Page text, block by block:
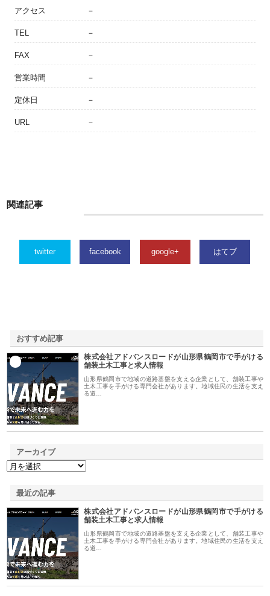
アクセス －
TEL －
FAX －
営業時間 －
定休日 －
URL －
関連記事
twitter facebook google+ はてブ
おすすめ記事
株式会社アドバンスロードが山形県鶴岡市で手がける
舗装土木工事と求人情報
山形県鶴岡市で地域の道路基盤を支える企業として、舗装工事や
土木工事を手がける専門会社があります。地域住民の生活を支え
る道…
アーカイブ
最近の記事
株式会社アドバンスロードが山形県鶴岡市で手がける
舗装土木工事と求人情報
山形県鶴岡市で地域の道路基盤を支える企業として、舗装工事や
土木工事を手がける専門会社があります。地域住民の生活を支え
る道…